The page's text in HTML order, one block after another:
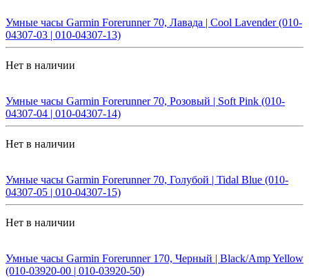
Умные часы Garmin Forerunner 70, Лавада | Cool Lavender (010-
04307-03 | 010-04307-13)
Нет в наличии
Умные часы Garmin Forerunner 70, Розовый | Soft Pink (010-
04307-04 | 010-04307-14)
Нет в наличии
Умные часы Garmin Forerunner 70, Голубой | Tidal Blue (010-
04307-05 | 010-04307-15)
Нет в наличии
Умные часы Garmin Forerunner 170, Черный | Black/Amp Yellow
(010-03920-00 | 010-03920-50)